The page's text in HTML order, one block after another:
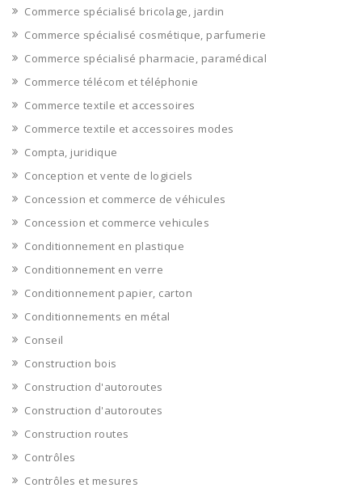
Commerce spécialisé bricolage, jardin
Commerce spécialisé cosmétique, parfumerie
Commerce spécialisé pharmacie, paramédical
Commerce télécom et téléphonie
Commerce textile et accessoires
Commerce textile et accessoires modes
Compta, juridique
Conception et vente de logiciels
Concession et commerce de véhicules
Concession et commerce vehicules
Conditionnement en plastique
Conditionnement en verre
Conditionnement papier, carton
Conditionnements en métal
Conseil
Construction bois
Construction d'autoroutes
Construction d'autoroutes
Construction routes
Contrôles
Contrôles et mesures